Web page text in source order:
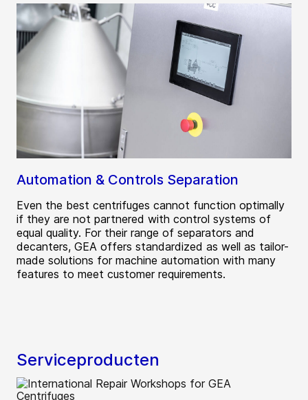
Automation & Controls Separation
Even the best centrifuges cannot function optimally
if they are not partnered with control systems of
equal quality. For their range of separators and
decanters, GEA offers standardized as well as tailor-
made solutions for machine automation with many
features to meet customer requirements.
Serviceproducten